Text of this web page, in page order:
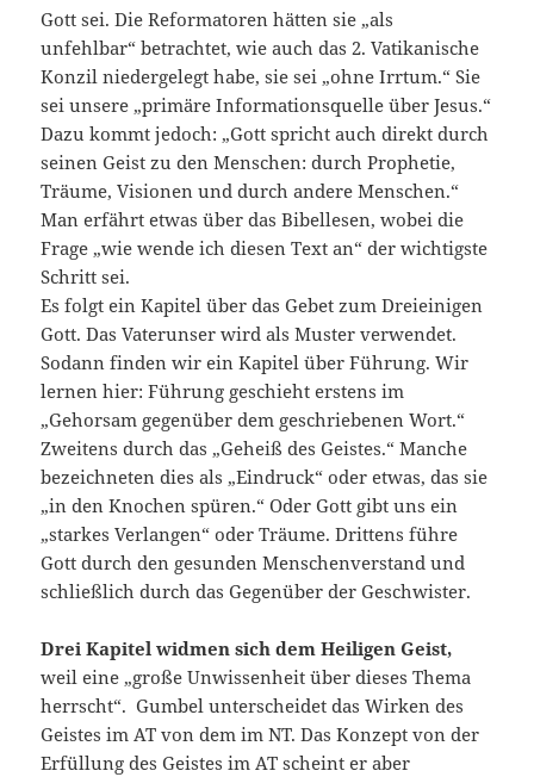
Gott sei. Die Reformatoren hätten sie „als
unfehlbar“ betrachtet, wie auch das 2. Vatikanische
Konzil niedergelegt habe, sie sei „ohne Irrtum.“ Sie
sei unsere „primäre Informationsquelle über Jesus.“
Dazu kommt jedoch: „Gott spricht auch direkt durch
seinen Geist zu den Menschen: durch Prophetie,
Träume, Visionen und durch andere Menschen.“
Man erfährt etwas über das Bibellesen, wobei die
Frage „wie wende ich diesen Text an“ der wichtigste
Schritt sei.
Es folgt ein Kapitel über das Gebet zum Dreieinigen
Gott. Das Vaterunser wird als Muster verwendet.
Sodann finden wir ein Kapitel über Führung. Wir
lernen hier: Führung geschieht erstens im
„Gehorsam gegenüber dem geschriebenen Wort.“
Zweitens durch das „Geheiß des Geistes.“ Manche
bezeichneten dies als „Eindruck“ oder etwas, das sie
„in den Knochen spüren.“ Oder Gott gibt uns ein
„starkes Verlangen“ oder Träume. Drittens führe
Gott durch den gesunden Menschenverstand und
schließlich durch das Gegenüber der Geschwister.
Drei Kapitel widmen sich dem Heiligen Geist,
weil eine „große Unwissenheit über dieses Thema
herrscht“. Gumbel unterscheidet das Wirken des
Geistes im AT von dem im NT. Das Konzept von der
Erfüllung des Geistes im AT scheint er aber